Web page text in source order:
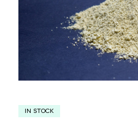
IN STOCK